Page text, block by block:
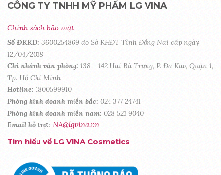
CÔNG TY TNHH MỸ PHẨM LG VINA
Chính sách bảo mật
Số ĐKKD: 3600254869 do Sở KHĐT Tỉnh Đồng Nai cấp ngày
12/04/2018
Chi nhánh văn phòng: 138 - 142 Hai Bà Trưng, P. Đa Kao, Quận 1,
Tp. Hồ Chí Minh
Hotline: 1800599910
Phòng kinh doanh miền bắc: 024 377 24741
Phòng kinh doanh miền nam: 028 521 9040
Email hỗ trợ:: NA@lgvina.vn
Tìm hiểu về LG VINA Cosmetics